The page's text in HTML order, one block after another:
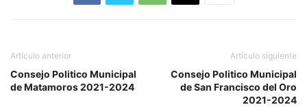
Artículo anterior
Consejo Politico Municipal
de Matamoros 2021-2024
Artículo siguiente
Consejo Politico Municipal
de San Francisco del Oro
2021-2024